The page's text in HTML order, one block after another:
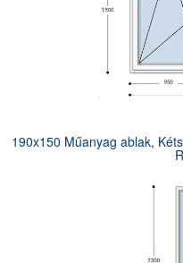
190x150 Műanyag ablak,